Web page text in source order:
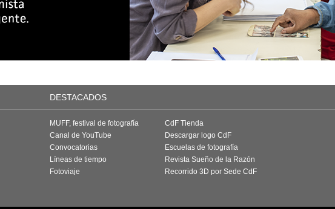
DESTACADOS
MUFF, festival de fotografía
Canal de YouTube
Convocatorias
Líneas de tiempo
Fotoviaje
CdF Tienda
Descargar logo CdF
Escuelas de fotografía
Revista Sueño de la Razón
Recorrido 3D por Sede CdF